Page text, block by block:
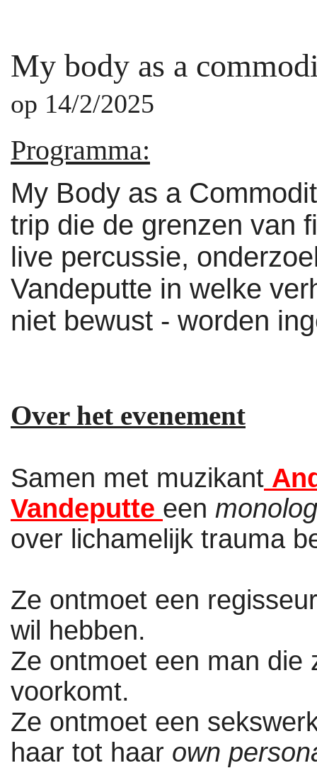
My body as a
op 14/2/2025
Programma:
My Body as a
trip die de grenzen van
live percussie,
Vandeputte in welke
niet bewust - worden
Over het evenement
Samen met muzikant
Vandeputte een
over lichamelijk trauma
Ze ontmoet een
wil hebben.
Ze ontmoet een man die
voorkomt.
Ze ontmoet een
haar tot haar own